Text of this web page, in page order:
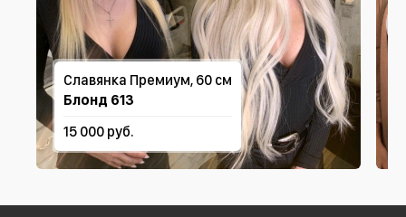
Славянка Премиум, 60 см
Блонд 613
15 000 руб.